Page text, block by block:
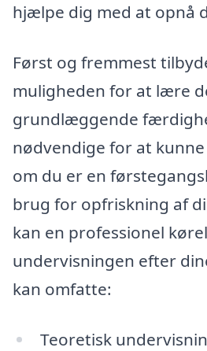
hjælpe dig med at opnå
Først og fremmest
muligheden for at lære
grundlæggende
nødvendige for at
om du er en
brug for opfriskning af
kan en professionel
undervisningen efter
kan omfatte:
Teoretisk